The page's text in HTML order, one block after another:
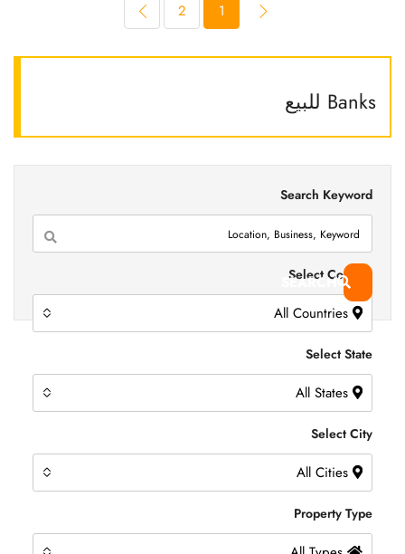
1
2
Banks للبيع
Search Keyword
Select Country
All Countries
Select State
All States
Select City
All Cities
Property Type
SEARCH